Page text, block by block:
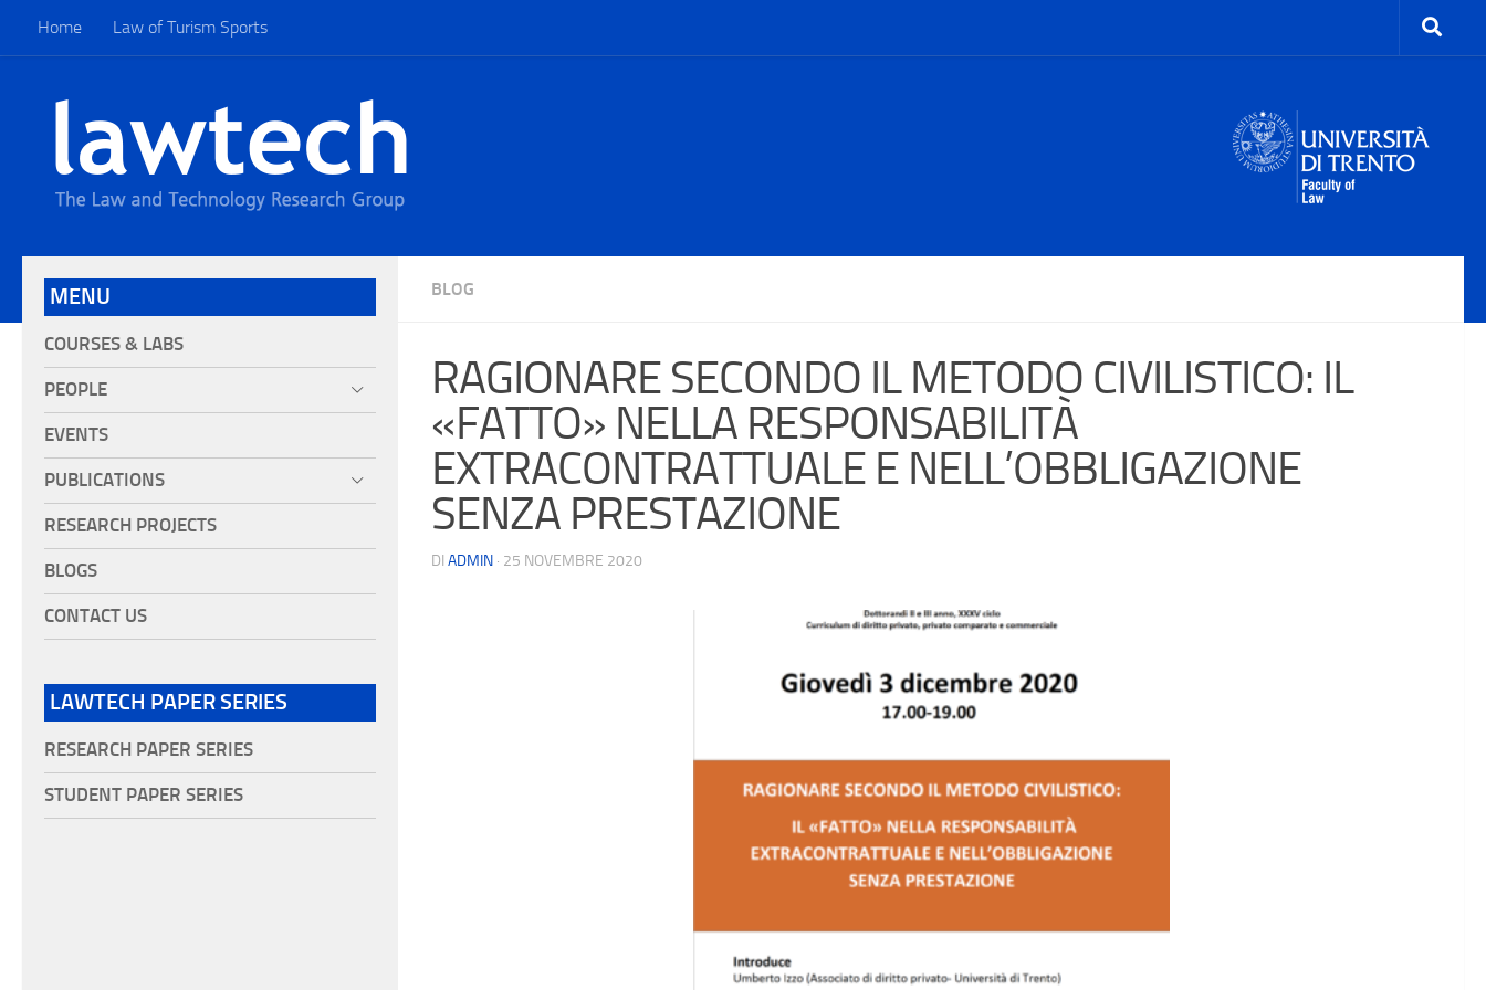
Home Law of Turism Sports
BLOG
RAGIONARE SECONDO IL METODO CIVILISTICO: IL
«FATTO» NELLA RESPONSABILITÀ
EXTRACONTRATTUALE E NELL’OBBLIGAZIONE
SENZA PRESTAZIONE
DI ADMIN · 25 NOVEMBRE 2020
MENU
COURSES & LABS
PEOPLE
EVENTS
PUBLICATIONS
RESEARCH PROJECTS
BLOGS
CONTACT US
LAWTECH PAPER SERIES
RESEARCH PAPER SERIES
STUDENT PAPER SERIES